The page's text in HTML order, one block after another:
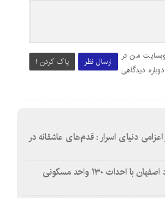
ارسال نظر پاک کردن !
من در
دیدگاهی
دنیای اسرار : قدم‌های عاشقانه در
بازآفرینی محله همت‌آباد اصفهان با احداث ۱۳۰ واحد مسکونی